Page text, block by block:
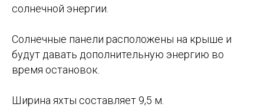
солнечной энергии.
Солнечные панели расположены на крыше и
будут давать дополнительную энергию во
время остановок.
Ширина яхты составляет 9,5 м.